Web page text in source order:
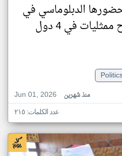
الدبلوماسي في
إفريقيا بافتتاح ممثليات في 4 دول
Jun 01, 2026
منذ شهرين
عدد الكلمات: ٢١٥